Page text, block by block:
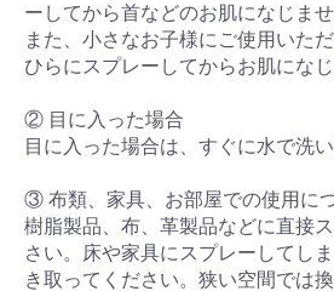
ーしてから首などのお肌になじませ
また、小さなお子様にご使用いた
ひらにスプレーしてからお肌にな
② 目に入った場合
目に入った場合は、すぐに水で洗
③ 布類、家具、お部屋での使用に
樹脂製品、布、革製品などに直接
さい。床や家具にスプレーしてし
き取ってください。狭い空間では